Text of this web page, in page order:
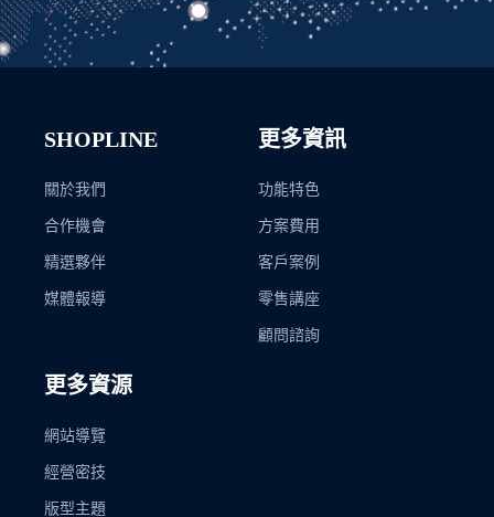
SHOPLINE
關於我們
合作機會
精選夥伴
媒體報導
更多資訊
功能特色
方案費用
客戶案例
零售講座
顧問諮詢
更多資源
網站導覽
經營密技
版型主題